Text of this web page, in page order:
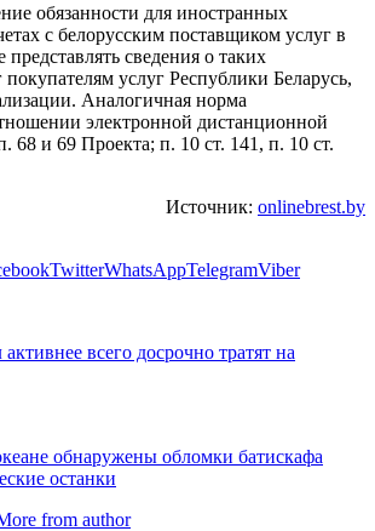
обязанности для иностранных
с белорусским поставщиком услуг в
сведения о таких
услуг Республики Беларусь,
Аналогичная норма
электронной дистанционной
68 и 69 Проекта; п. 10 ст. 141, п. 10 ст.
Источник: onlinebrest.by
TwitterWhatsAppTelegramViber
всего досрочно тратят на
обнаружены обломки батискафа
останки
from author